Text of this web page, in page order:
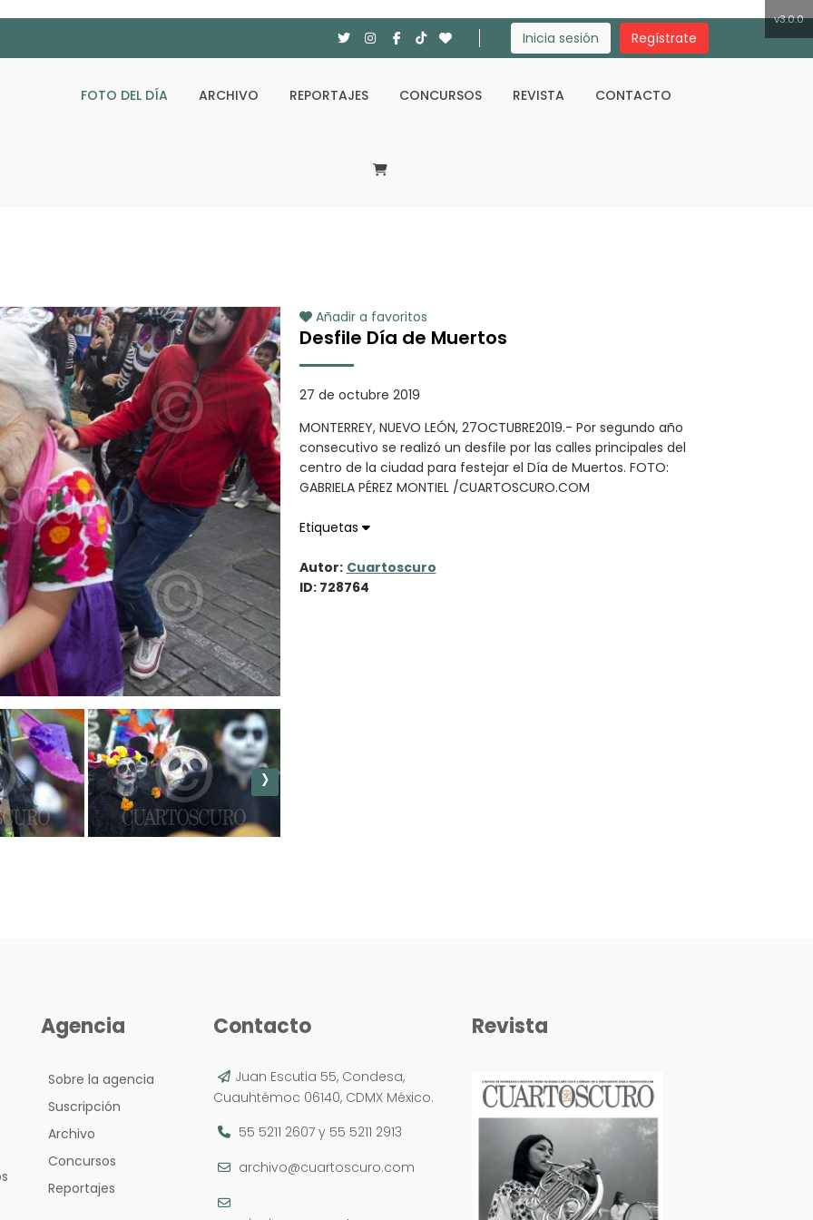
Inicia sesión Regístrate
FOTO DEL DÍA ARCHIVO REPORTAJES CONCURSOS REVISTA CONTACTO
v3.0.0
›
Añadir a favoritos
Desfile Día de Muertos
27 de octubre 2019
MONTERREY, NUEVO LEÓN, 27OCTUBRE2019.- Por segundo año
consecutivo se realizó un desfile por las calles principales del
centro de la ciudad para festejar el Día de Muertos. FOTO:
GABRIELA PÉREZ MONTIEL /CUARTOSCURO.COM
Etiquetas
Autor: Cuartoscuro
ID: 728764
Agencia
Sobre la agencia
Suscripción
Archivo
Concursos
Reportajes
Contacto
Juan Escutia 55, Condesa,
Cuauhtémoc 06140, CDMX México.
55 5211 2607y 55 5211 2913
archivo@cuartoscuro.com
Revista